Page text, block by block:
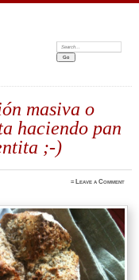
Search:
masiva o
haciendo pan
;-)
≈ Leave a Comment